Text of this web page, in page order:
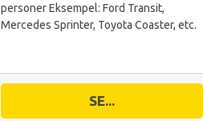
personer Eksempel: Ford Transit,
Mercedes Sprinter, Toyota Coaster, etc.
SE...